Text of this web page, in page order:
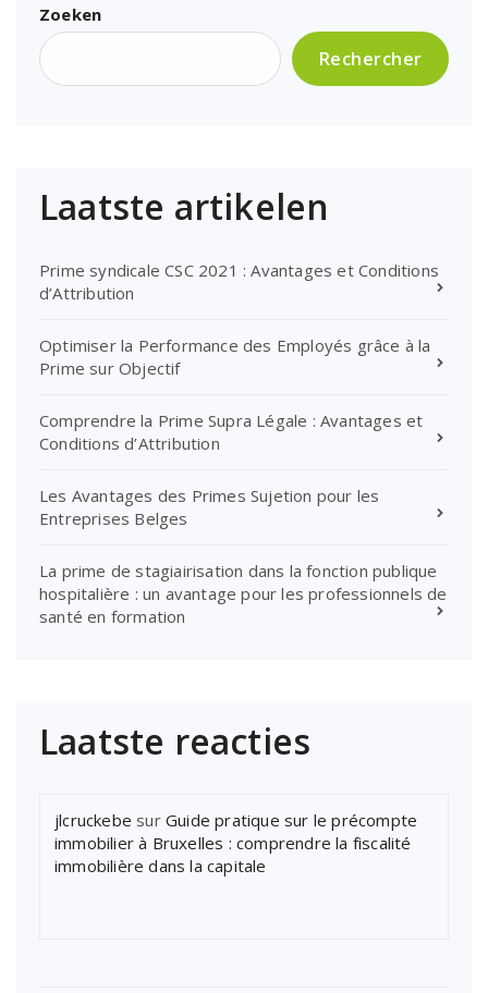
Zoeken
Rechercher
Laatste artikelen
Prime syndicale CSC 2021 : Avantages et Conditions
d’Attribution
Optimiser la Performance des Employés grâce à la
Prime sur Objectif
Comprendre la Prime Supra Légale : Avantages et
Conditions d’Attribution
Les Avantages des Primes Sujetion pour les
Entreprises Belges
La prime de stagiairisation dans la fonction publique
hospitalière : un avantage pour les professionnels de
santé en formation
Laatste reacties
jlcruckebe sur Guide pratique sur le précompte
immobilier à Bruxelles : comprendre la fiscalité
immobilière dans la capitale